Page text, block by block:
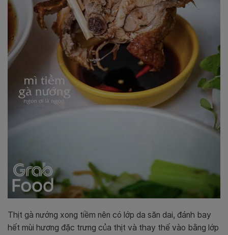
Thịt gà nướng xong tiềm nên có lớp da săn dai, đánh bay
hết mùi hương đặc trưng của thịt và thay thế vào bằng lớp